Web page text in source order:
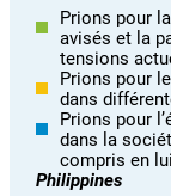
Prions pour
avisés et la
tensions
Prions pour
dans
Prions pour
dans la
compris en
Philippines